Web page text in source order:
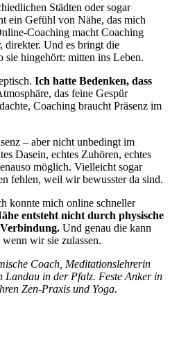
Städten oder sogar
ein Gefühl von Nähe, das mich
Coaching macht Coaching
direkter. Und es bringt die
hingehört: mitten ins Leben.
Ich hatte Bedenken, dass
das feine Gespür
Coaching braucht Präsenz im
– aber nicht unbedingt im
Dasein, echtes Zuhören, echtes
möglich. Vielleicht sogar
fehlen, weil wir bewusster da sind.
konnte mich online schneller
entsteht nicht durch physische
Und genau die kann
wir sie zulassen.
Coach, Meditationslehrerin
Landau in der Pfalz. Feste Anker in
Zen-Praxis und Yoga.